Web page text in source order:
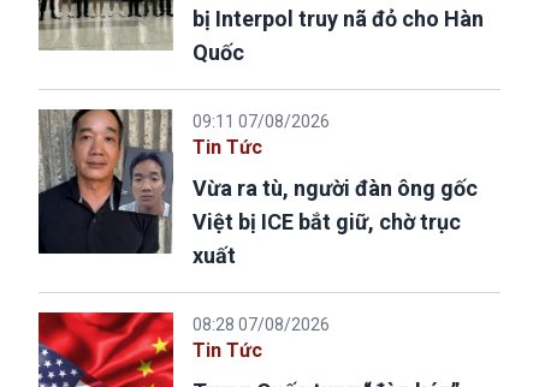
bị Interpol truy nã đỏ cho Hàn
Quốc
09:11 07/08/2026
Tin Tức
Vừa ra tù, người đàn ông gốc
Việt bị ICE bắt giữ, chờ trục
xuất
08:28 07/08/2026
Tin Tức